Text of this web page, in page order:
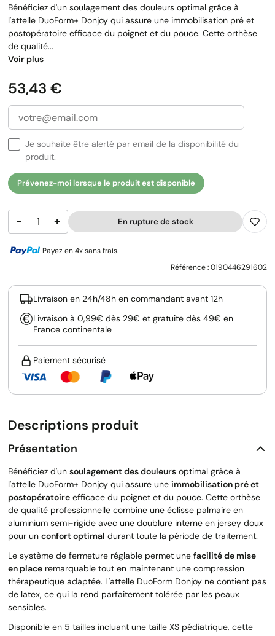
Bénéficiez d'un soulagement des douleurs optimal grâce à
l'attelle DuoForm+ Donjoy qui assure une immobilisation pré et
postopératoire efficace du poignet et du pouce. Cette orthèse
de qualité...
Voir plus
Prix
53,43 €
Je souhaite être alerté par email de la disponibilité du
produit.
Prévenez-moi lorsque le produit est disponible
− + En rupture de stock
Payez en 4x sans frais.
Référence :0190446291602
Livraison en 24h/48h en commandant avant 12h
Livraison à 0,99€ dès 29€ et gratuite dès 49€ en
France continentale
Paiement sécurisé
Descriptions produit
Présentation
Bénéficiez d'un soulagement des douleurs optimal grâce à
l'attelle DuoForm+ Donjoy qui assure une immobilisation pré et
postopératoire efficace du poignet et du pouce. Cette orthèse
de qualité professionnelle combine une éclisse palmaire en
aluminium semi-rigide avec une doublure interne en jersey doux
pour un confort optimal durant toute la période de traitement.
Le système de fermeture réglable permet une facilité de mise
en place remarquable tout en maintenant une compression
thérapeutique adaptée. L'attelle DuoForm Donjoy ne contient pas
de latex, ce qui la rend parfaitement tolérée par les peaux
sensibles.
Disponible en 5 tailles incluant une taille XS pédiatrique, cette